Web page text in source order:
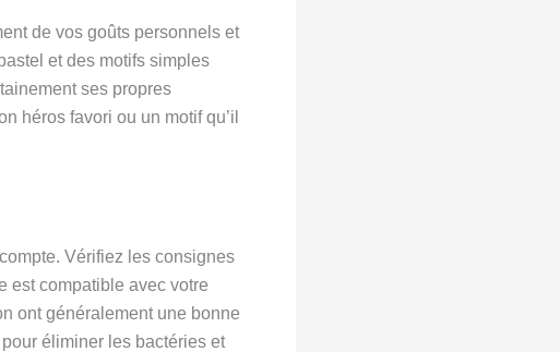
de vos goûts personnels et
et des motifs simples
ses propres
héros favori ou un motif qu’il
Vérifiez les consignes
est compatible avec votre
ont généralement une bonne
éliminer les bactéries et